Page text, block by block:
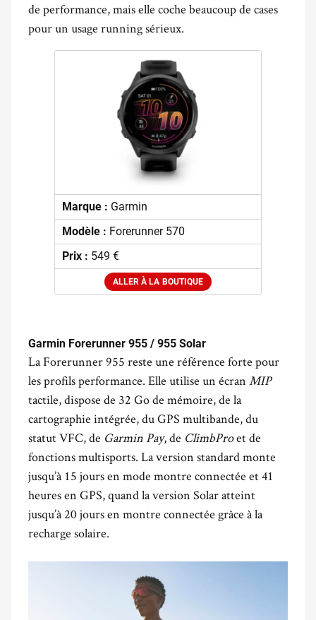
de performance, mais elle coche beaucoup de cases
pour un usage running sérieux.
Marque : Garmin
Modèle : Forerunner 570
Prix : 549 €
ALLER À LA BOUTIQUE
Garmin Forerunner 955 / 955 Solar
La Forerunner 955 reste une référence forte pour
les profils performance. Elle utilise un écran MIP
tactile, dispose de 32 Go de mémoire, de la
cartographie intégrée, du GPS multibande, du
statut VFC, de Garmin Pay, de ClimbProet de
fonctions multisports. La version standard monte
jusqu’à 15 jours en mode montre connectée et 41
heures en GPS, quand la version Solar atteint
jusqu’à 20 jours en montre connectée grâce à la
recharge solaire.